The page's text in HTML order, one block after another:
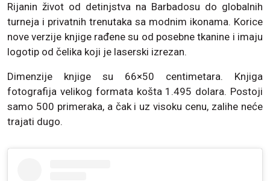
Rijanin život od detinjstva na Barbadosu do globalnih
turneja i privatnih trenutaka sa modnim ikonama. Korice
nove verzije knjige rađene su od posebne tkanine i imaju
logotip od čelika koji je laserski izrezan.
Dimenzije knjige su 66×50 centimetara. Knjiga
fotografija velikog formata košta 1.495 dolara. Postoji
samo 500 primeraka, a čak i uz visoku cenu, zalihe neće
trajati dugo.